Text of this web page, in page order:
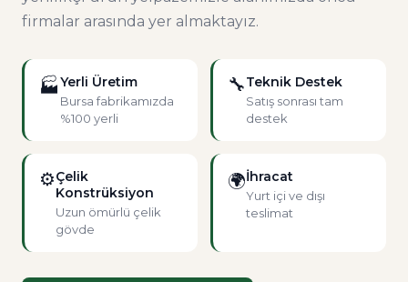
firmalar arasında yer almaktayız.
🏭Yerli Üretim
Bursa fabrikamızda
%100 yerli
🔧Teknik Destek
Satış sonrası tam
destek
⚙Çelik
Konstrüksiyon
Uzun ömürlü çelik
gövde
🌍İhracat
Yurt içi ve dışı
teslimat